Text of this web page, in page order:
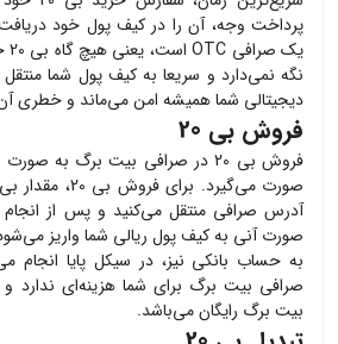
پرداخت وجه، آن را در کیف پول خود
یک صرافی OTC است، یعنی هیچ گاه
بی 20
نگه نمی‌دارد و سریعا به کیف پول شما
دیجیتالی شما همیشه امن می‌ماند و خطری آن
فروش بی 20
فروش بی 20
در صرافی بیت برگ به صورت
صورت می‌گیرد. برای فروش بی 20 ، مقدار بی 20
آدرس صرافی منتقل می‌کنید و پس از
صورت آنی به کیف پول ریالی شما واریز
به حساب بانکی نیز، در سیکل پایا
صرافی بیت برگ برای شما هزینه‌ای ندارد
بیت برگ رایگان می‌باشد.